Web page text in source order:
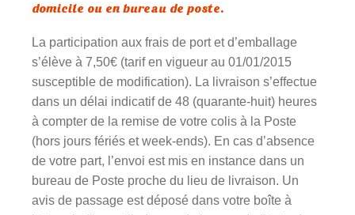
domicile ou en bureau de poste.
La participation aux frais de port et d’emballage
s’élève à 7,50€ (tarif en vigueur au 01/01/2015
susceptible de modification). La livraison s’effectue
dans un délai indicatif de 48 (quarante-huit) heures
à compter de la remise de votre colis à la Poste
(hors jours fériés et week-ends). En cas d’absence
de votre part, l’envoi est mis en instance dans un
bureau de Poste proche du lieu de livraison. Un
avis de passage est déposé dans votre boîte à